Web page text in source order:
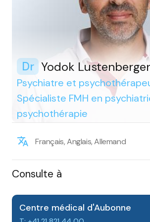
Dr Yodok Lustenberger
Psychiatre et
Spécialiste FMH en
psychothérapie
Français, Anglais, Allemand
Consulte à
Centre médical d'Aubonne